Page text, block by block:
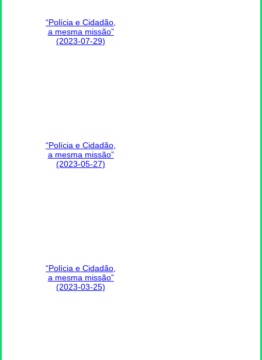
“Polícia e Cidadão,
a mesma missão”
(2023-07-29)
“Polícia e Cidadão,
a mesma missão”
(2023-05-27)
“Polícia e Cidadão,
a mesma missão”
(2023-03-25)